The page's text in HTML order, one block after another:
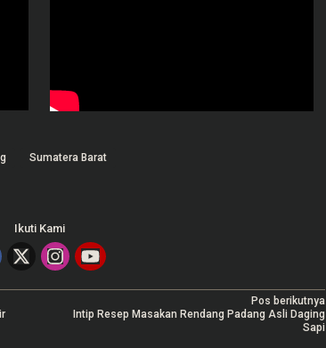
Sumatera Barat
Ikuti Kami
Pos berikutnya
Intip Resep Masakan Rendang Padang Asli Daging
Sapi